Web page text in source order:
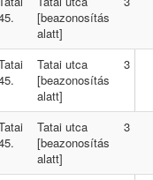
[beazonosítás
alatt]
Tatai utca
[beazonosítás
alatt]
3
Tatai utca
[beazonosítás
alatt]
3